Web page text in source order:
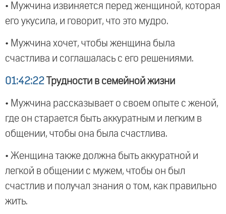
• Мужчина извиняется перед женщиной, которая
его укусила, и говорит, что это мудро.
• Мужчина хочет, чтобы женщина была
счастлива и соглашалась с его решениями.
01:42:22 Трудности в семейной жизни
• Мужчина рассказывает о своем опыте с женой,
где он старается быть аккуратным и легким в
общении, чтобы она была счастлива.
• Женщина также должна быть аккуратной и
легкой в общении с мужем, чтобы он был
счастлив и получал знания о том, как правильно
жить.